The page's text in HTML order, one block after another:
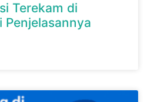
Terekam di
Penjelasannya